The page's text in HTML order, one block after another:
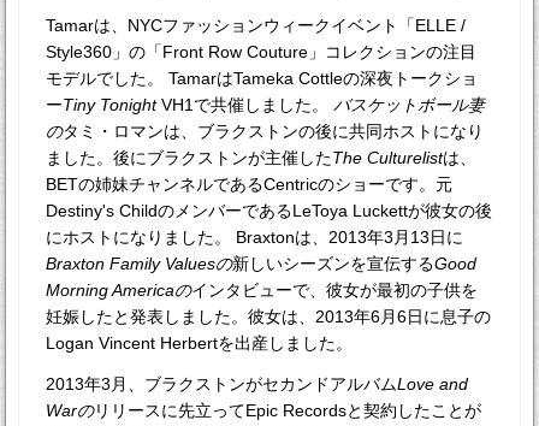
Tamarは、NYCファッションウィークイベント「ELLE /
Style360」の「Front Row Couture」コレクションの注目
モデルでした。 TamarはTameka Cottleの深夜トークショ
ーTiny TonightVH1で共催しました。バスケットボール妻
のタミ・ロマンは、ブラクストンの後に共同ホストになり
ました。後にブラクストンが主催したThe Culturelistは、
BETの姉妹チャンネルであるCentricのショーです。元
Destiny's ChildのメンバーであるLeToya Luckettが彼女の後
にホストになりました。 Braxtonは、2013年3月13日に
Braxton Family Valuesの新しいシーズンを宣伝するGood
Morning Americaのインタビューで、彼女が最初の子供を
妊娠したと発表しました。彼女は、2013年6月6日に息子の
Logan Vincent Herbertを出産しました。
2013年3月、ブラクストンがセカンドアルバムLove and
Warのリリースに先立ってEpic Recordsと契約したことが